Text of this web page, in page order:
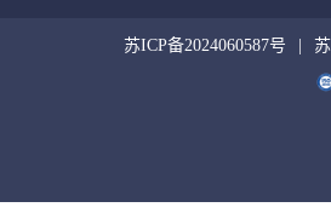
苏ICP备2024060587号